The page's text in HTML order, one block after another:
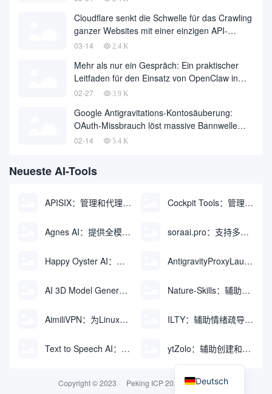
Cloudflare senkt die Schwelle für das Crawling
ganzer Websites mit einer einzigen API-
Anfrage auf Null
03-14 2.4 K
Mehr als nur ein Gespräch: Ein praktischer
Leitfaden für den Einsatz von OpenClaw in
Cherry Studio mit einem Klick
02-27 3.9 K
Google Antigravitations-Kontosäuberung:
OAuth-Missbrauch löst massive Bannwelle
und Methoden zur Kontowiederherstellung aus
02-14 5.4 K
Neueste AI-Tools
APISIX：管理和代理API及大模型流量的高性能网关 Cockpit Tools：管理多个AI编程IDE账号与配置多开独立实例的本地桌面应用
Agnes AI：提供全模态模型免费API、支持图文视频生成与复杂工程执行的智能体平台 soraai.pro：支持多模型文字转视频和图像生成的在线创作工具
Happy Oyster AI：生成可交互式3D虚拟世界与视频的大模型 AntigravityProxyLauncher：免TUN全局代理使用Antigravity IDE
AI 3D Model Generator：通过文本和图像快速生成3D模型的在线工具 Nature-Skills：辅助撰写学术论文和绘制科研图表的智能体插件
AimiliVPN：为Linux提供纯净出站家庭IP的VPN代理网关 ILTY：辅助情绪疏导与提供行动建议的AI陪伴工具
Text to Speech AI：支持多说话人与情感控制的文字转语音工具 ytZolo：辅助创建和优化YouTube视频内容的生成工具
Copyright © 2023 Peking ICP 2024074324-2
Deutsch